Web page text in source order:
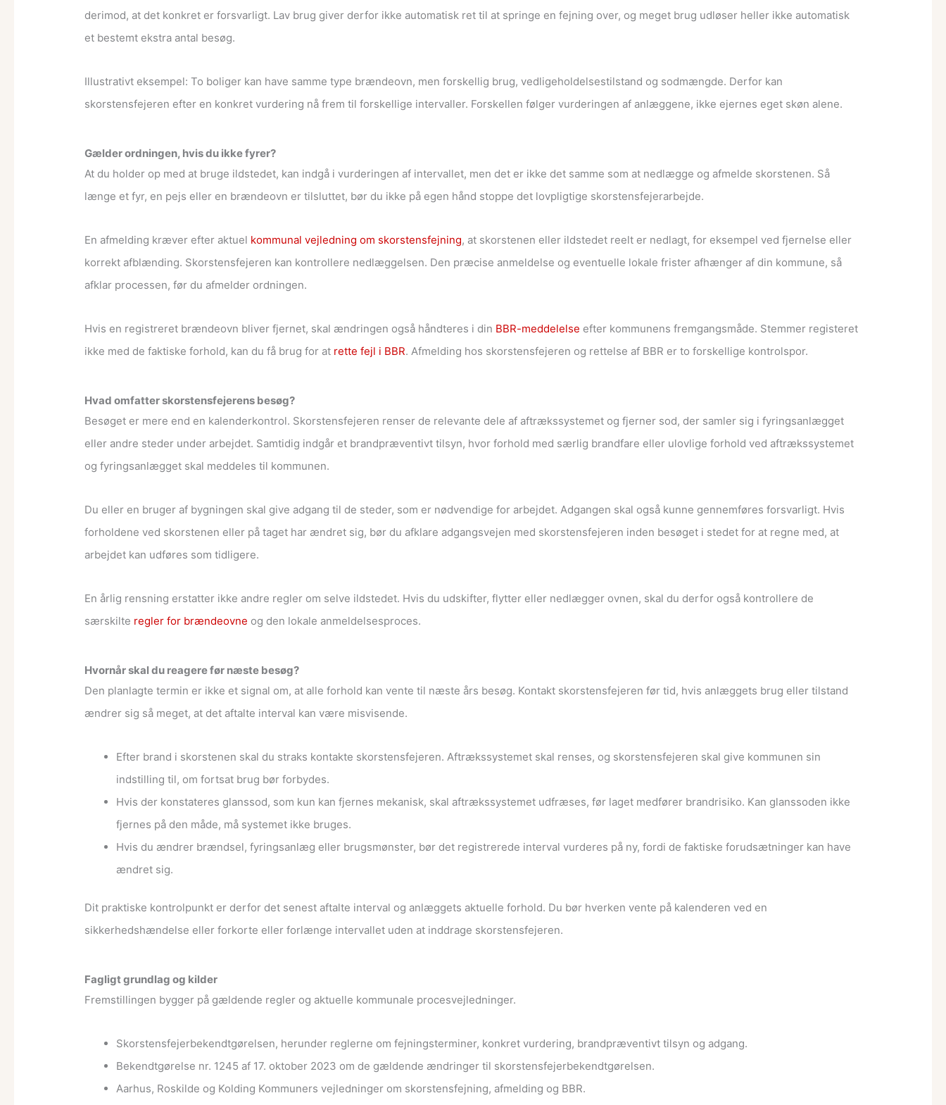
derimod, at det konkret er forsvarligt. Lav brug giver derfor ikke automatisk ret til at springe en fejning over, og meget brug udløser heller ikke automatisk
et bestemt ekstra antal besøg.
Illustrativt eksempel: To boliger kan have samme type brændeovn, men forskellig brug, vedligeholdelsestilstand og sodmængde. Derfor kan
skorstensfejeren efter en konkret vurdering nå frem til forskellige intervaller. Forskellen følger vurderingen af anlæggene, ikke ejernes eget skøn alene.
Gælder ordningen, hvis du ikke fyrer?
At du holder op med at bruge ildstedet, kan indgå i vurderingen af intervallet, men det er ikke det samme som at nedlægge og afmelde skorstenen. Så
længe et fyr, en pejs eller en brændeovn er tilsluttet, bør du ikke på egen hånd stoppe det lovpligtige skorstensfejerarbejde.
En afmelding kræver efter aktuel kommunal vejledning om skorstensfejning, at skorstenen eller ildstedet reelt er nedlagt, for eksempel ved fjernelse eller
korrekt afblænding. Skorstensfejeren kan kontrollere nedlæggelsen. Den præcise anmeldelse og eventuelle lokale frister afhænger af din kommune, så
afklar processen, før du afmelder ordningen.
Hvis en registreret brændeovn bliver fjernet, skal ændringen også håndteres i din BBR-meddelelse efter kommunens fremgangsmåde. Stemmer registeret
ikke med de faktiske forhold, kan du få brug for at rette fejl i BBR. Afmelding hos skorstensfejeren og rettelse af BBR er to forskellige kontrolspor.
Hvad omfatter skorstensfejerens besøg?
Besøget er mere end en kalenderkontrol. Skorstensfejeren renser de relevante dele af aftrækssystemet og fjerner sod, der samler sig i fyringsanlægget
eller andre steder under arbejdet. Samtidig indgår et brandpræventivt tilsyn, hvor forhold med særlig brandfare eller ulovlige forhold ved aftrækssystemet
og fyringsanlægget skal meddeles til kommunen.
Du eller en bruger af bygningen skal give adgang til de steder, som er nødvendige for arbejdet. Adgangen skal også kunne gennemføres forsvarligt. Hvis
forholdene ved skorstenen eller på taget har ændret sig, bør du afklare adgangsvejen med skorstensfejeren inden besøget i stedet for at regne med, at
arbejdet kan udføres som tidligere.
En årlig rensning erstatter ikke andre regler om selve ildstedet. Hvis du udskifter, flytter eller nedlægger ovnen, skal du derfor også kontrollere de
særskilte regler for brændeovne og den lokale anmeldelsesproces.
Hvornår skal du reagere før næste besøg?
Den planlagte termin er ikke et signal om, at alle forhold kan vente til næste års besøg. Kontakt skorstensfejeren før tid, hvis anlæggets brug eller tilstand
ændrer sig så meget, at det aftalte interval kan være misvisende.
Efter brand i skorstenen skal du straks kontakte skorstensfejeren. Aftrækssystemet skal renses, og skorstensfejeren skal give kommunen sin
indstilling til, om fortsat brug bør forbydes.
Hvis der konstateres glanssod, som kun kan fjernes mekanisk, skal aftrækssystemet udfræses, før laget medfører brandrisiko. Kan glanssoden ikke
fjernes på den måde, må systemet ikke bruges.
Hvis du ændrer brændsel, fyringsanlæg eller brugsmønster, bør det registrerede interval vurderes på ny, fordi de faktiske forudsætninger kan have
ændret sig.
Dit praktiske kontrolpunkt er derfor det senest aftalte interval og anlæggets aktuelle forhold. Du bør hverken vente på kalenderen ved en
sikkerhedshændelse eller forkorte eller forlænge intervallet uden at inddrage skorstensfejeren.
Fagligt grundlag og kilder
Fremstillingen bygger på gældende regler og aktuelle kommunale procesvejledninger.
Skorstensfejerbekendtgørelsen, herunder reglerne om fejningsterminer, konkret vurdering, brandpræventivt tilsyn og adgang.
Bekendtgørelse nr. 1245 af 17. oktober 2023 om de gældende ændringer til skorstensfejerbekendtgørelsen.
Aarhus, Roskilde og Kolding Kommuners vejledninger om skorstensfejning, afmelding og BBR.